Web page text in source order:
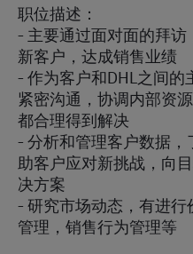
职位描述：
- 主要通过面对面的拜
新客户，达成销售业绩
- 作为客户和DHL之间
紧密沟通，协调内部资
都合理得到解决
- 分析和管理客户数据
助客户应对新挑战，向
决方案
- 研究市场动态，有进
管理，销售行为管理等